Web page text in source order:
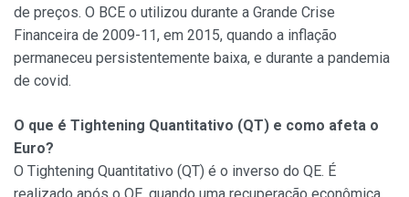
de preços. O BCE o utilizou durante a Grande Crise
Financeira de 2009-11, em 2015, quando a inflação
permaneceu persistentemente baixa, e durante a pandemia
de covid.
O que é Tightening Quantitativo (QT) e como afeta o
Euro?
O Tightening Quantitativo (QT) é o inverso do QE. É